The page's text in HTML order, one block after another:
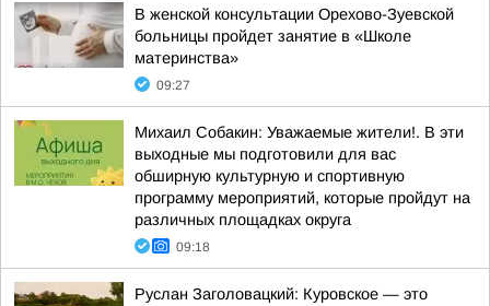
В женской консультации Орехово-Зуевской
больницы пройдет занятие в «Школе
материнства»
09:27
Михаил Собакин: Уважаемые жители!. В эти
выходные мы подготовили для вас
обширную культурную и спортивную
программу мероприятий, которые пройдут на
различных площадках округа
09:18
Руслан Заголовацкий: Куровское — это